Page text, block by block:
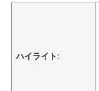
ハイライト: